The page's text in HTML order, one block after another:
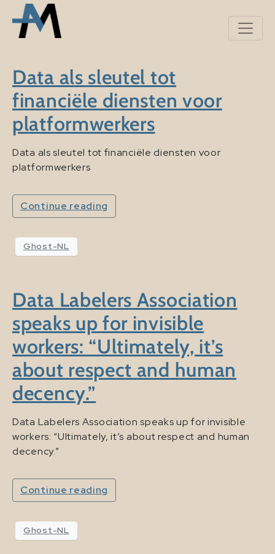
Data als sleutel tot
financiële diensten voor
platformwerkers
Data als sleutel tot financiële diensten voor
platformwerkers
Continue reading
Ghost-NL
Data Labelers Association
speaks up for invisible
workers: “Ultimately, it’s
about respect and human
decency.”
Data Labelers Association speaks up for invisible
workers: “Ultimately, it’s about respect and human
decency.”
Continue reading
Ghost-NL